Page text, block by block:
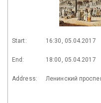
Start: 16:30, 05.04.2017
End: 18:00, 05.04.2017
Address: Ленинский